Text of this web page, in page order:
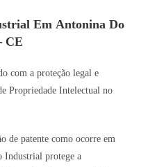
Em Antonina Do
CE
com a proteção legal e
Propriedade Intelectual no
de patente como ocorre em
Industrial protege a